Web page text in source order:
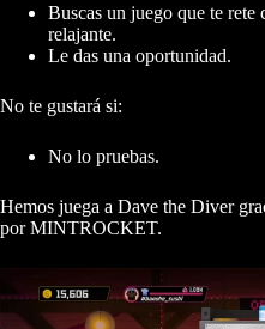
Buscas un juego que te rete
relajante.
Le das una oportunidad.
No te gustará si:
No lo pruebas.
Hemos juega a Dave the Diver
por MINTROCKET.